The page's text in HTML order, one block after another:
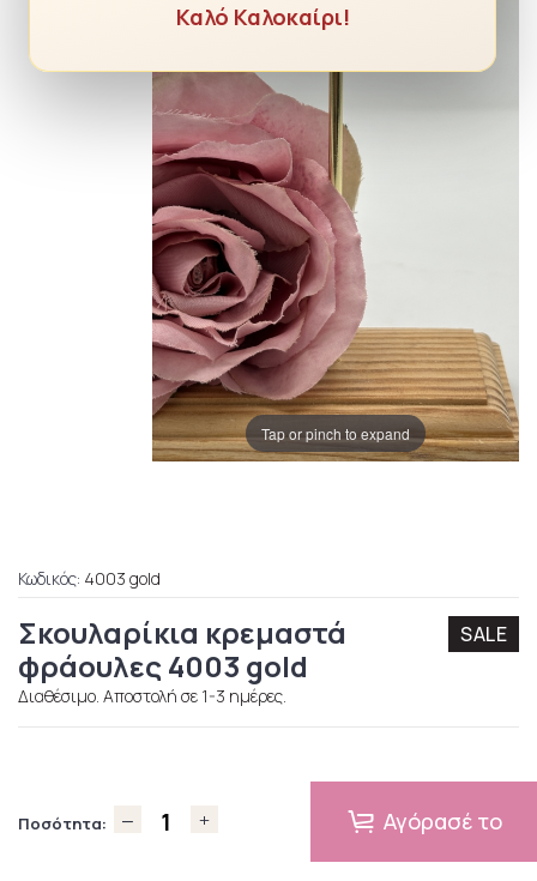
Καλό Καλοκαίρι!
Tap or pinch to expand
Κωδικός: 4003 gold
Σκουλαρίκια κρεμαστά
φράουλες 4003 gold
SALE
Διαθέσιμο. Αποστολή σε 1-3 ημέρες.
Ποσότητα: Αγόρασέ το